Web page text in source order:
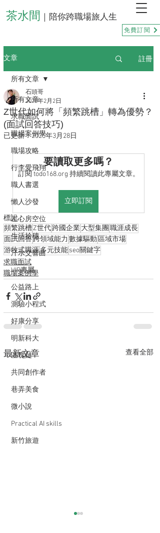
茶水間 ｜陪你跨職場旅人生
免費訂閱
文章 註冊
所有文章
求職面試
職場案例學
職場攻略
行李愛飛翔
職人書選
懶人沙發
左心房空位
生活拾穗
汗水交響曲
VIP專屬
公益路上
測驗小程式
好康分享
明新科大
區塊鏈
共同創作者
巷弄美食
微小說
Practical AI skills
新竹旅遊
所有文章
Z世代如何將「頻繁跳槽」轉為優勢？
(面試回答技巧)
石頭哥
2025年2月2日
已更新：2025年3月28日
要讀取更多嗎？
訂閱 todo168.org 持續閱讀此專屬文章。
立即訂閱
標記：
頻繁跳槽Z世代跨國企業大型集團 職涯成長
面試回答跨領域能力 數據驅動 區域市場
游牧式職涯多元技能seo關鍵字
求職面試
職場案例學
最新文章 查看全部